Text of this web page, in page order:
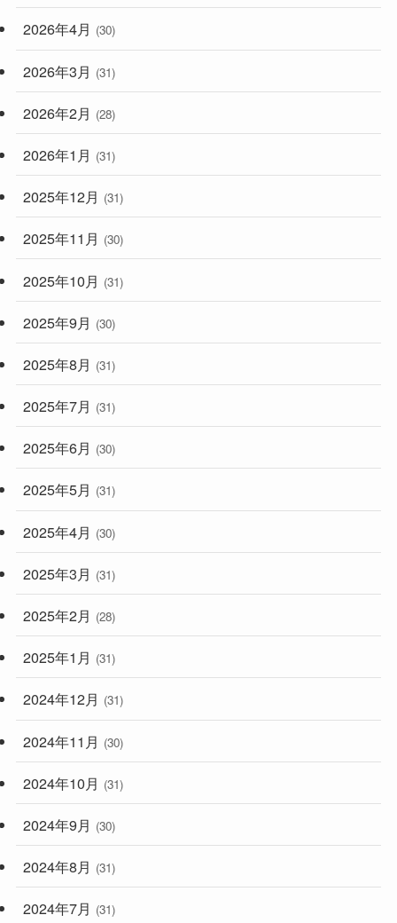
2026年4月 (30)
2026年3月 (31)
2026年2月 (28)
2026年1月 (31)
2025年12月 (31)
2025年11月 (30)
2025年10月 (31)
2025年9月 (30)
2025年8月 (31)
2025年7月 (31)
2025年6月 (30)
2025年5月 (31)
2025年4月 (30)
2025年3月 (31)
2025年2月 (28)
2025年1月 (31)
2024年12月 (31)
2024年11月 (30)
2024年10月 (31)
2024年9月 (30)
2024年8月 (31)
2024年7月 (31)